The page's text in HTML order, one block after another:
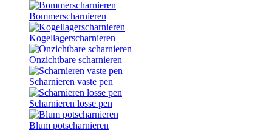
Bommerscharnieren
Kogellagerscharnieren
Onzichtbare scharnieren
Scharnieren vaste pen
Scharnieren losse pen
Blum potscharnieren